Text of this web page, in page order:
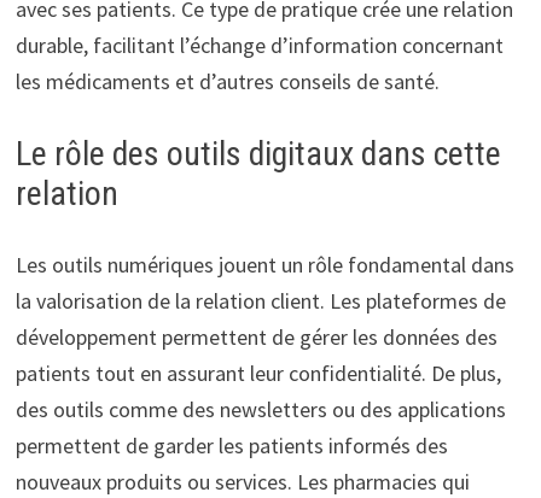
avec ses patients. Ce type de pratique crée une relation
durable, facilitant l’échange d’information concernant
les médicaments et d’autres conseils de santé.
Le rôle des outils digitaux dans cette
relation
Les outils numériques jouent un rôle fondamental dans
la valorisation de la relation client. Les plateformes de
développement permettent de gérer les données des
patients tout en assurant leur confidentialité. De plus,
des outils comme des newsletters ou des applications
permettent de garder les patients informés des
nouveaux produits ou services. Les pharmacies qui